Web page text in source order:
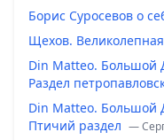
Борис Суросевов о
Щехов.
Din Matteo. Большой
Раздел
Din Matteo. Большой
Птичий раздел —